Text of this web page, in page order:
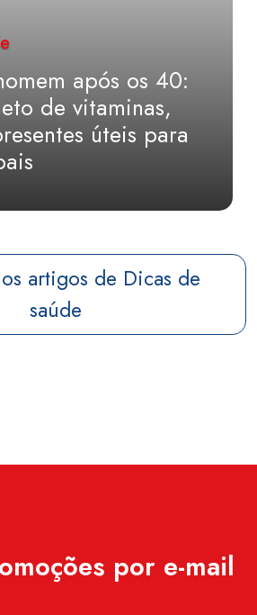
após os 40:
de vitaminas,
úteis para
artigos de Dicas de
saúde
por e-mail